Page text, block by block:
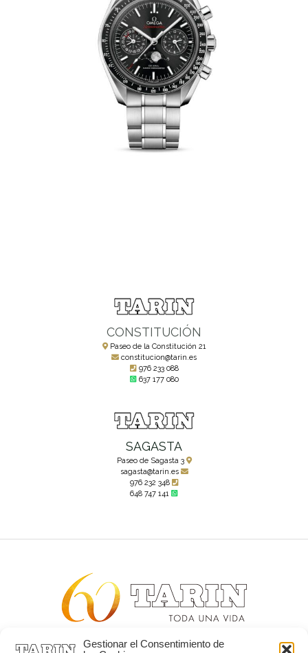
Gestionar el Consentimiento de
CONSTITUCIÓN
Paseo de la Constitución 21
constitucion@tarin.es
976 233 088
637 177 080
SAGASTA
Paseo de Sagasta 3
sagasta@tarin.es
976 232 348
648 747 141